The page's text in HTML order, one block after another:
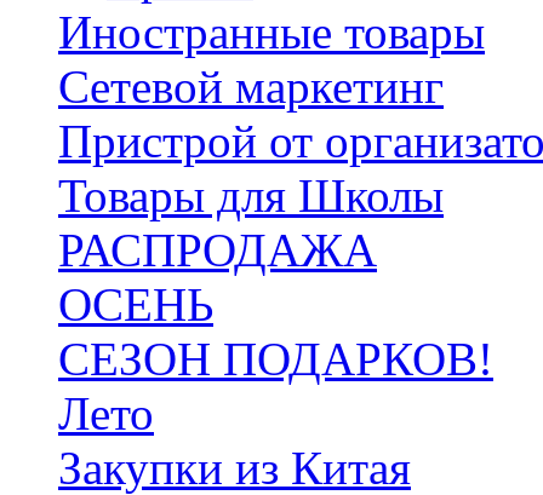
Иностранные товары
Сетевой маркетинг
Пристрой от
Товары для Школы
РАСПРОДАЖА
ОСЕНЬ
СЕЗОН ПОДАРКОВ!
Лето
Закупки из Китая